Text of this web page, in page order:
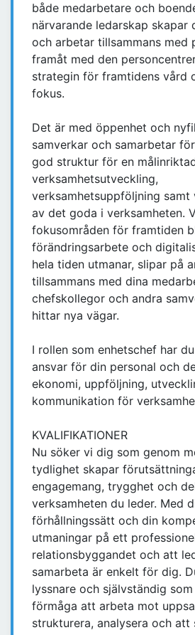
både medarbetare och
närvarande ledarskap skapar
och arbetar tillsammans med
framåt med den
strategin för framtidens vård
fokus.
Det är med öppenhet och
samverkar och samarbetar
god struktur för en
verksamhetsutveckling,
verksamhetsuppföljning samt
av det goda i verksamheten.
fokusområden för framtiden
förändringsarbete och
hela tiden utmanar, slipar på
tillsammans med dina
chefskollegor och andra
hittar nya vägar.
I rollen som enhetschef har
ansvar för din personal och
ekonomi, uppföljning,
kommunikation för
KVALIFIKATIONER
Nu söker vi dig som genom
tydlighet skapar
engagemang, trygghet och
verksamheten du leder. Med
förhållningssätt och din
utmaningar på ett
relationsbyggandet och att
samarbeta är enkelt för dig.
lyssnare och självständig
förmåga att arbeta mot
strukturera, analysera och att